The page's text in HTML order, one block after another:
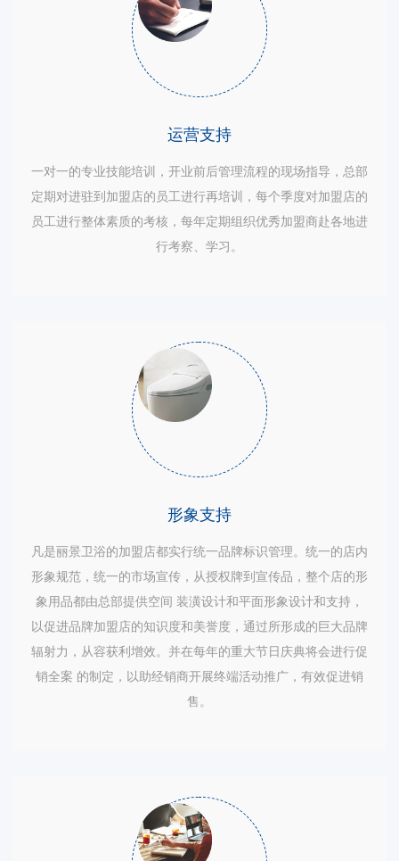
运营支持
一对一的专业技能培训，开业前后管理流程的现场指导，总部
定期对进驻到加盟店的员工进行再培训，每个季度对加盟店的
员工进行整体素质的考核，每年定期组织优秀加盟商赴各地进
行考察、学习。
形象支持
凡是丽景卫浴的加盟店都实行统一品牌标识管理。统一的店内
形象规范，统一的市场宣传，从授权牌到宣传品，整个店的形
象用品都由总部提供空间 装潢设计和平面形象设计和支持，
以促进品牌加盟店的知识度和美誉度，通过所形成的巨大品牌
辐射力，从容获利增效。并在每年的重大节日庆典将会进行促
销全案 的制定，以助经销商开展终端活动推广，有效促进销
售。